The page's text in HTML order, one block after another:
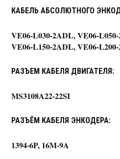
КАБЕЛЬ АБСОЛЮТНОГО
VE06-L030-2ADL, VE06-
VE06-L150-2ADL, VE06-
РАЗЪЕМ КАБЕЛЯ ДВИГАТЕЛЯ:
MS3108A22-22SI
РАЗЪЁМ КАБЕЛЯ ЭНКОДЕРА:
1394-6P, 16M-9A